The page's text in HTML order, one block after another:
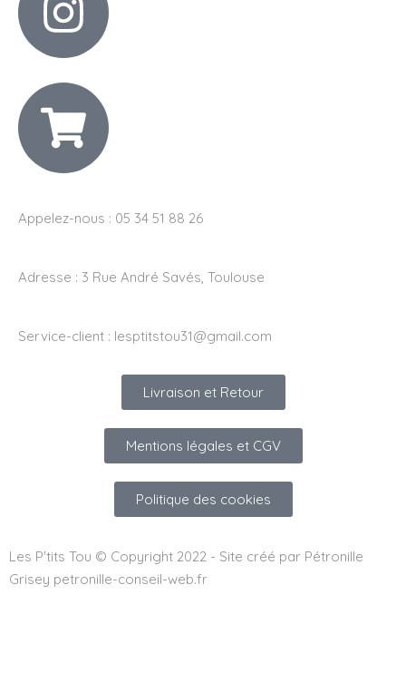
Appelez-nous : 05 34 51 88 26
Adresse : 3 Rue André Savés, Toulouse
Service-client : lesptitstou31@gmail.com
Livraison et Retour
Mentions légales et CGV
Politique des cookies
Les P'tits Tou © Copyright 2022 - Site créé par Pétronille
Grisey petronille-conseil-web.fr